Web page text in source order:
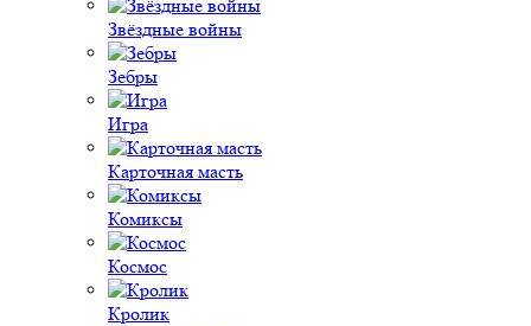
Звёздные войны
Зебры
Игра
Карточная масть
Комиксы
Космос
Кролик